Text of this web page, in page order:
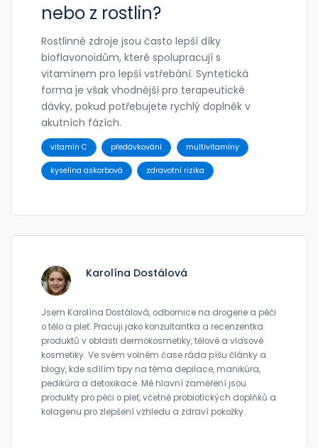
nebo z rostlin?
Rostlinné zdroje jsou často lepší díky
bioflavonoidům, které spolupracují s
vitamínem pro lepší vstřebání. Syntetická
forma je však vhodnější pro terapeutické
dávky, pokud potřebujete rychlý doplněk v
akutních fázích.
vitamín C předávkování multivitamíny
kyselina askorbová zdravotní rizika
Karolína Dostálová
Jsem Karolína Dostálová, odbornice na drogerie a péči
o tělo a pleť. Pracuji jako konzultantka a recenzentka
produktů v oblasti dermokosmetiky, tělové a vlasové
kosmetiky. Ve svém volném čase ráda píšu články a
blogy, kde sdílím tipy na téma depilace, manikúra,
pedikúra a detoxikace. Mé hlavní zaměření jsou
produkty pro péči o pleť, včetně probiotických doplňků a
kolagenu pro zlepšení vzhledu a zdraví pokožky.